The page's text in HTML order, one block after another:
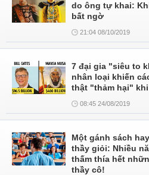
do ông tự khai:
bất ngờ
21:04 08/10/2019
7 đại gia "siêu to
nhân loại khiến
thật "thảm hại"
08:45 24/08/2019
Một gánh sách
thầy giỏi: Nhiều
thấm thía hết
thầy cô!